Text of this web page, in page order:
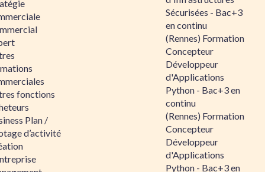
fonctions
Plan /
d’activité
Sécurisées - Bac+3
en continu
(Rennes) Formation
Concepteur
Développeur
d'Applications
Python - Bac+3 en
continu
(Rennes) Formation
Concepteur
Développeur
d'Applications
Python - Bac+3 en